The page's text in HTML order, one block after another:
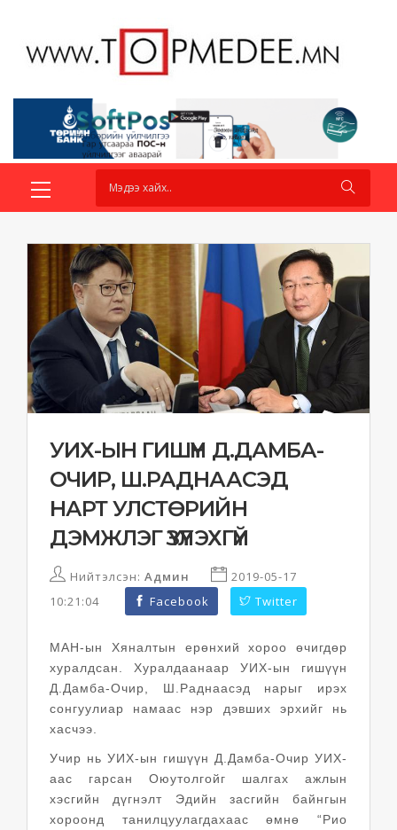
УИХ-ЫН ГИШҮҮН Д.ДАМБА-
ОЧИР, Ш.РАДНААСЭД
НАРТ УЛСТӨРИЙН
ДЭМЖЛЭГ ҮЗҮҮЛЭХГҮЙ
Нийтэлсэн: Админ
2019-05-17
10:21:04
Facebook Twitter
МАН-ын Хяналтын ерөнхий хороо өчигдөр
хуралдсан. Хуралдаанаар УИХ-ын гишүүн
Д.Дамба-Очир, Ш.Раднаасэд нарыг ирэх
сонгуулиар намаас нэр дэвших эрхийг нь
хасчээ.
Учир нь УИХ-ын гишүүн Д.Дамба-Очир УИХ-
аас гарсан Оюутолгойг шалгах ажлын
хэсгийн дүгнэлт Эдийн засгийн байнгын
хороонд танилцуулагдахаас өмнө “Рио